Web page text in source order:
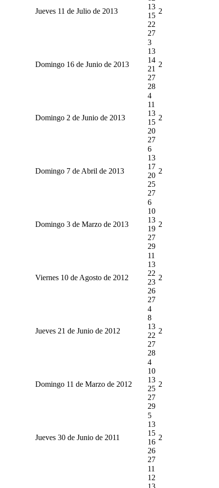
Jueves 11 de Julio de 2013
13
15
22
27
2
Domingo 16 de Junio de 2013
3
13
14
21
27
28
2
Domingo 2 de Junio de 2013
4
11
13
15
20
27
2
Domingo 7 de Abril de 2013
6
13
17
20
25
27
2
Domingo 3 de Marzo de 2013
6
10
13
19
27
29
2
Viernes 10 de Agosto de 2012
11
13
22
23
26
27
2
Jueves 21 de Junio de 2012
4
8
13
22
27
28
2
Domingo 11 de Marzo de 2012
4
10
13
25
27
29
2
Jueves 30 de Junio de 2011
5
13
15
16
26
27
2
11
12
13